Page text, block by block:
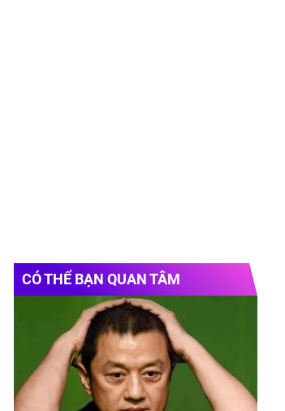
CÓ THỂ BẠN QUAN TÂM